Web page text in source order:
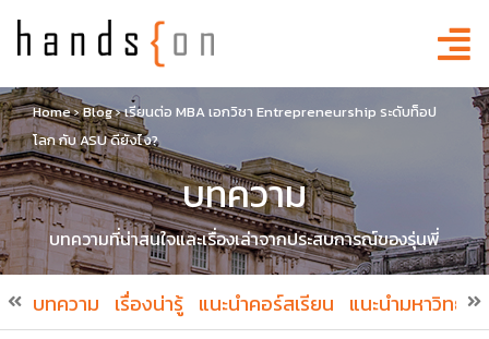
Home›Blog›เรียนต่อ MBA เอกวิชา Entrepreneurship ระดับท็อป
โลก กับ ASU ดียังไง?
บทความ
บทความที่น่าสนใจและเรื่องเล่าจากประสบการณ์ของรุ่นพี่
บทความ เรื่องน่ารู้ แนะนำคอร์สเรียน แนะนำมหาวิทยา